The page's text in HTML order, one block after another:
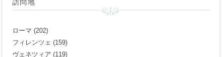
訪問地
ローマ (202)
フィレンツェ (159)
ヴェネツィア (119)